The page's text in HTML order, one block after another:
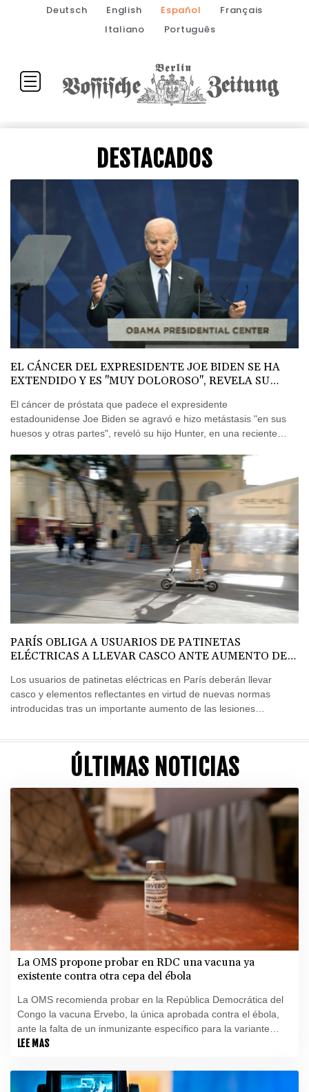
Deutsch English Español
Français
Italiano
Português
DESTACADOS
EL CÁNCER DEL EXPRESIDENTE JOE BIDEN SE HA
EXTENDIDO Y ES "MUY DOLOROSO", REVELA SU
El cáncer de próstata que padece el expresidente
estadounidense Joe Biden se agravó e hizo metástasis "en sus
huesos y otras partes", reveló su hijo Hunter, en una reciente
PARÍS OBLIGA A USUARIOS DE PATINETAS
ELÉCTRICAS A LLEVAR CASCO ANTE AUMENTO DE
Los usuarios de patinetas eléctricas en París deberán llevar
casco y elementos reflectantes en virtud de nuevas normas
introducidas tras un importante aumento de las lesiones
policía el sábado.
ÚLTIMAS NOTICIAS
La OMS propone probar en RDC una vacuna ya
existente contra otra cepa del ébola
La OMS recomienda probar en la República Democrática del
Congo la vacuna Ervebo, la única aprobada contra el ébola,
ante la falta de un inmunizante específico para la variante
Bundibugyo que causa la epidemia actual en el país, anunció
LEE MAS